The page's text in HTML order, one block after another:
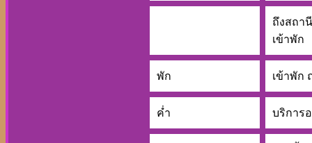
ถึงสถา
เข้าพัก
พัก เข้าพัก
ค่ำ บริการ